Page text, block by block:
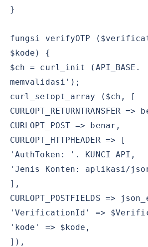
}
fungsi verifyOTP
$kode) {
$ch = curl_init
memvalidasi');
curl_setopt_array ($ch, [
CURLOPT_RETURNTRANSFER =>
CURLOPT_POST => benar,
CURLOPT_HTTPHEADER => [
'AuthToken: '. KUNCI API,
'Jenis Konten: aplikasi/
],
CURLOPT_POSTFIELDS =>
'VerificationId' =>
'kode' => $kode,
]),